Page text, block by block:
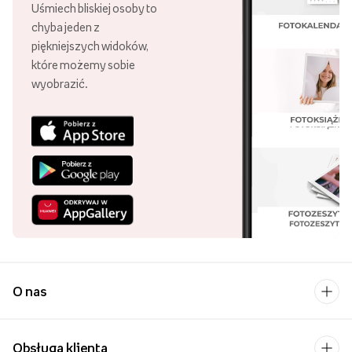
Uśmiech bliskiej osoby to
chyba jeden z
piękniejszych widoków,
które możemy sobie
wyobrazić.
O nas
Obsługa klienta